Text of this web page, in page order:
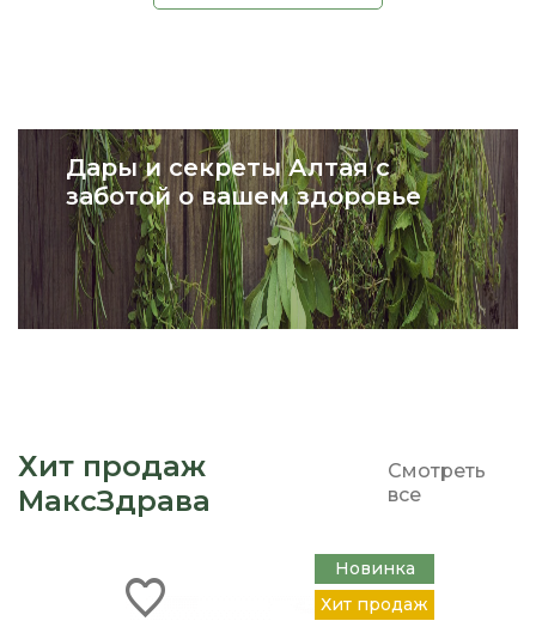
Дары и секреты Алтая с
заботой о вашем здоровье
Хит продаж
МаксЗдрава
Смотреть
все
Новинка
Хит продаж